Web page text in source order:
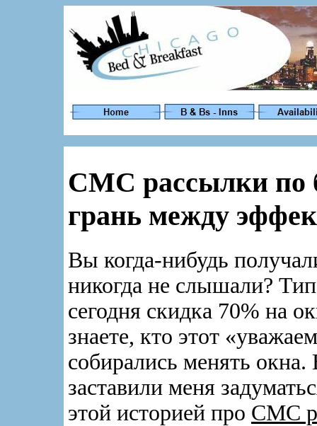
СМС рассылки по
грань между
Вы когда-нибудь
никогда не слышали?
сегодня скидка 70% на
знаете, кто этот
собирались менять
заставили меня
этой историей про СМС